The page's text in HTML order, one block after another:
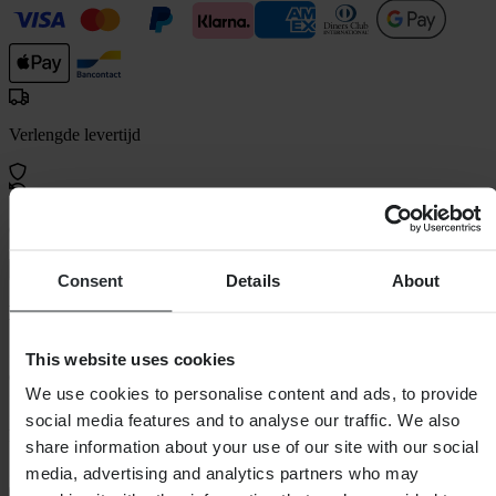
Consent Details About
This website uses cookies
We use cookies to personalise content and ads, to provide
social media features and to analyse our traffic. We also
share information about your use of our site with our social
media, advertising and analytics partners who may
Verlengde levertijd
Beschrijving
• Allernieuwste Cross & Mountainbike bril voor de hoogste eisen op
• Maximaal gezichtsveld en optimale ventilatie
• Maximale bescherming en duurzaamheid dankzij de impact- en
krasbestendige 1,8 mm geïnjecteerde lens met anti-condens coating,
100% UV-bescherming
• Perfecte en